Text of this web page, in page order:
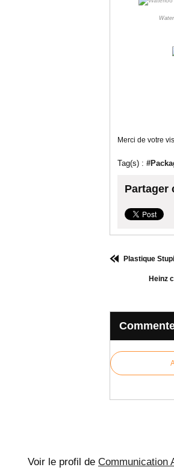
Merci de votre
Tag(s) :
Partager
Plastique
Heinz
Voir le profil de Communication